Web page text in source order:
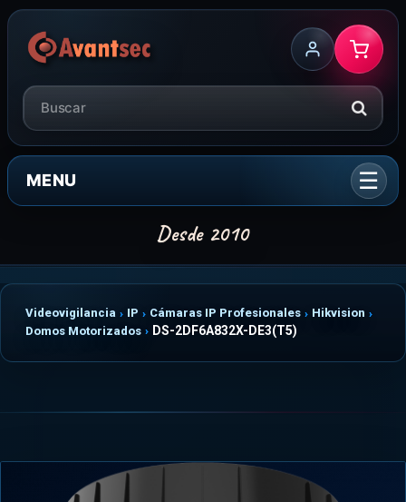
MENU
Videovigilancia IP Cámaras IP Profesionales
Hikvision
Domos Motorizados
DS-2DF6A832X-DE3(T5)